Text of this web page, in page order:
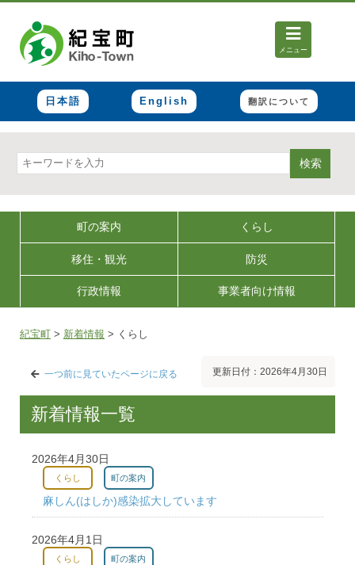
メニュー
日本語 English 翻訳について
検索
町の案内 くらし
移住・観光 防災
行政情報 事業者向け情報
紀宝町 > 新着情報 > くらし
一つ前に見ていたページに戻る 更新日付：2026年4月30日
新着情報一覧
2026年4月30日
くらし 町の案内
麻しん(はしか)感染拡大しています
2026年4月1日
くらし 町の案内